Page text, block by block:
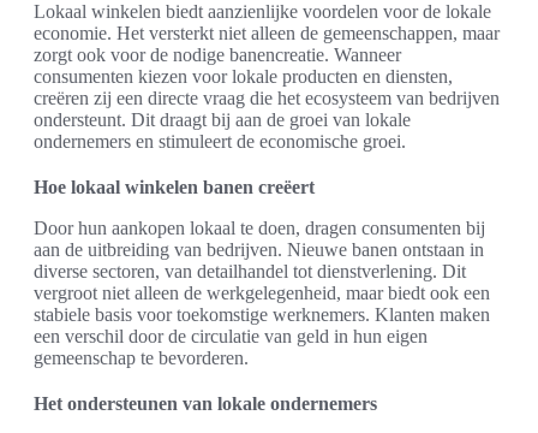
Lokaal winkelen biedt aanzienlijke voordelen voor de lokale
economie. Het versterkt niet alleen de gemeenschappen, maar
zorgt ook voor de nodige banencreatie. Wanneer
consumenten kiezen voor lokale producten en diensten,
creëren zij een directe vraag die het ecosysteem van bedrijven
ondersteunt. Dit draagt bij aan de groei van lokale
ondernemers en stimuleert de economische groei.
Hoe lokaal winkelen banen creëert
Door hun aankopen lokaal te doen, dragen consumenten bij
aan de uitbreiding van bedrijven. Nieuwe banen ontstaan in
diverse sectoren, van detailhandel tot dienstverlening. Dit
vergroot niet alleen de werkgelegenheid, maar biedt ook een
stabiele basis voor toekomstige werknemers. Klanten maken
een verschil door de circulatie van geld in hun eigen
gemeenschap te bevorderen.
Het ondersteunen van lokale ondernemers